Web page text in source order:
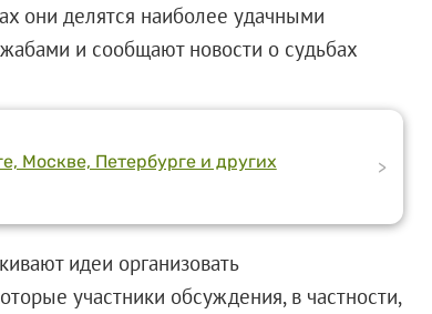
они делятся наиболее удачными
и сообщают новости о судьбах
Москве, Петербурге и других
>
идеи организовать
участники обсуждения, в частности,